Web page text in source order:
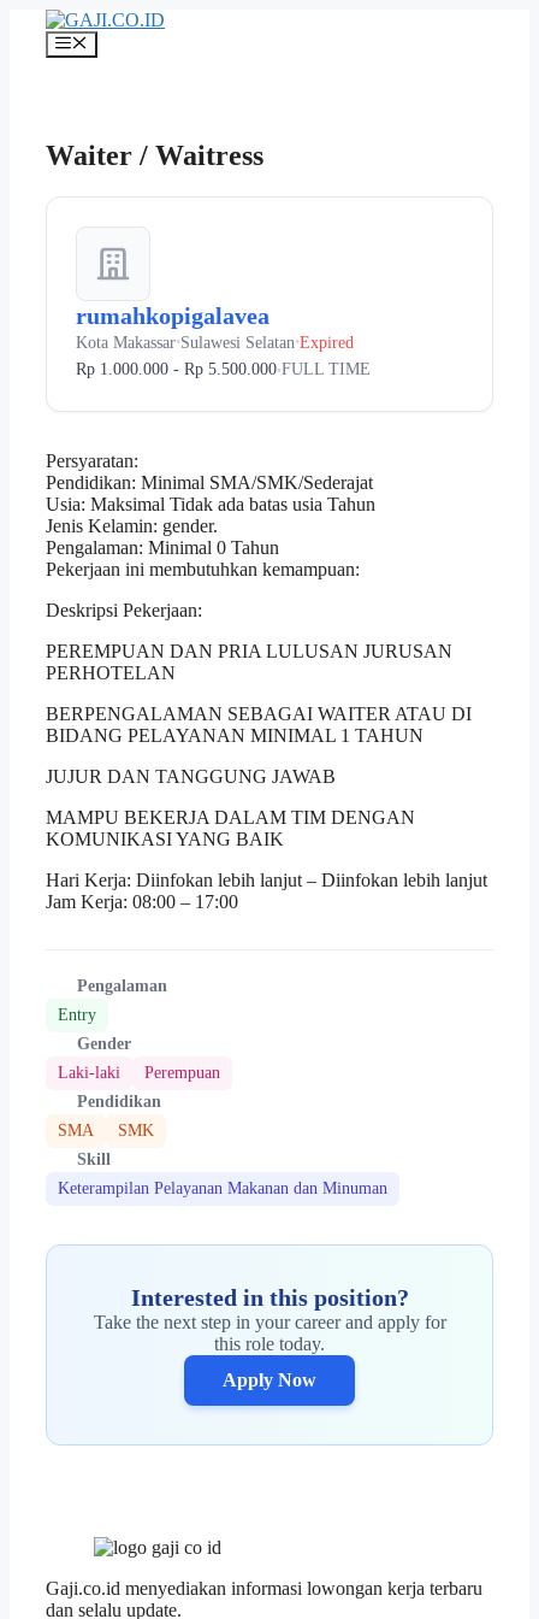
Langsung
Menu
Waiter / Waitress
rumahkopigalavea
Kota Makassar•Sulawesi Selatan•Expired
Rp 1.000.000 - Rp 5.500.000•FULL TIME
Persyaratan:
Pendidikan: Minimal SMA/SMK/Sederajat
Usia: Maksimal Tidak ada batas usia Tahun
Jenis Kelamin: gender.
Pengalaman: Minimal 0 Tahun
Pekerjaan ini membutuhkan kemampuan:
Deskripsi Pekerjaan:
PEREMPUAN DAN PRIA LULUSAN JURUSAN
PERHOTELAN
BERPENGALAMAN SEBAGAI WAITER ATAU DI
BIDANG PELAYANAN MINIMAL 1 TAHUN
JUJUR DAN TANGGUNG JAWAB
MAMPU BEKERJA DALAM TIM DENGAN
KOMUNIKASI YANG BAIK
Hari Kerja: Diinfokan lebih lanjut – Diinfokan lebih lanjut
Jam Kerja: 08:00 – 17:00
Pengalaman
Entry
Gender
Laki-laki
Perempuan
Pendidikan
SMA
SMK
Skill
Keterampilan Pelayanan Makanan dan Minuman
Interested in this position?
Take the next step in your career and apply for
this role today.
Apply Now
Gaji.co.id menyediakan informasi lowongan kerja terbaru
dan selalu update.